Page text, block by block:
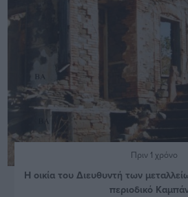
Πριν 1 χρόνο
Η οικία του Διευθυντή των
περιοδικό